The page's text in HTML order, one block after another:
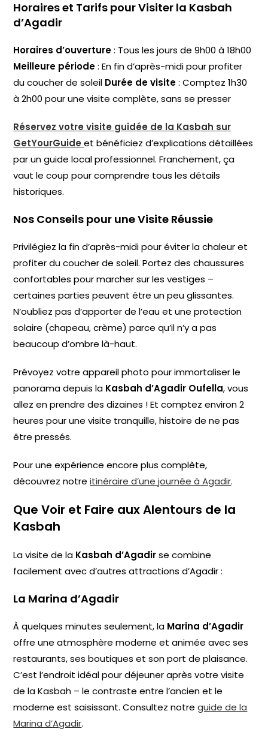
Horaires et Tarifs pour Visiter la Kasbah
d’Agadir
Horaires d’ouverture: Tous les jours de 9h00 à 18h00
Meilleure période: En fin d’après-midi pour profiter
du coucher de soleil Durée de visite: Comptez 1h30
à 2h00 pour une visite complète, sans se presser
Réservez votre visite guidée de la Kasbah sur
GetYourGuide et bénéficiez d’explications détaillées
par un guide local professionnel. Franchement, ça
vaut le coup pour comprendre tous les détails
historiques.
Nos Conseils pour une Visite Réussie
Privilégiez la fin d’après-midi pour éviter la chaleur et
profiter du coucher de soleil. Portez des chaussures
confortables pour marcher sur les vestiges –
certaines parties peuvent être un peu glissantes.
N’oubliez pas d’apporter de l’eau et une protection
solaire (chapeau, crème) parce qu’il n’y a pas
beaucoup d’ombre là-haut.
Prévoyez votre appareil photo pour immortaliser le
panorama depuis la Kasbah d’Agadir Oufella, vous
allez en prendre des dizaines ! Et comptez environ 2
heures pour une visite tranquille, histoire de ne pas
être pressés.
Pour une expérience encore plus complète,
découvrez notreitinéraire d’une journée à Agadir.
Que Voir et Faire aux Alentours de la
Kasbah
La visite de la Kasbah d’Agadirse combine
facilement avec d’autres attractions d’Agadir :
La Marina d’Agadir
À quelques minutes seulement, la Marina d’Agadir
offre une atmosphère moderne et animée avec ses
restaurants, ses boutiques et son port de plaisance.
C’est l’endroit idéal pour déjeuner après votre visite
de la Kasbah – le contraste entre l’ancien et le
moderne est saisissant. Consultez notreguide de la
Marina d’Agadir.